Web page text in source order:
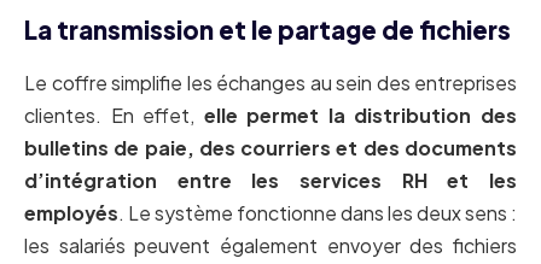
La transmission et le partage de fichiers
Le coffre simplifie les échanges au sein des entreprises
clientes. En effet, elle permet la distribution des
bulletins de paie, des courriers et des documents
d’intégration entre les services RH et les
employés. Le système fonctionne dans les deux sens :
les salariés peuvent également envoyer des fichiers